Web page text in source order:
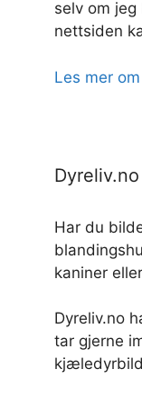
selv om
nettsiden
Les mer
Har du
kaniner
Dyreliv.no
tar gjerne